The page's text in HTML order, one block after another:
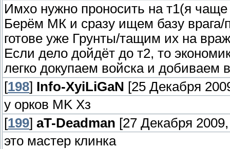
Имхо нужно проносить на т1(я
Берём МК и сразу ищем базу врага/
готове уже Грунты/тащим их на
Если дело дойдёт до т2, то
легко докупаем войска и добиваем
[198] Info-XyiLiGaN [25 Декабря
у орков MK Xз
[199] aT-Deadman [27 Декабря
это мастер клинка